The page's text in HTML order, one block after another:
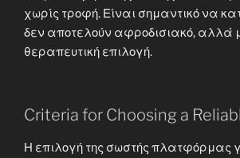
χωρίς τροφή. Είναι σημαντικό να
δεν αποτελούν αφροδισιακό, αλλά
θεραπευτική επιλογή.
Criteria for Choosing a
Η επιλογή της σωστής πλατφόρμας